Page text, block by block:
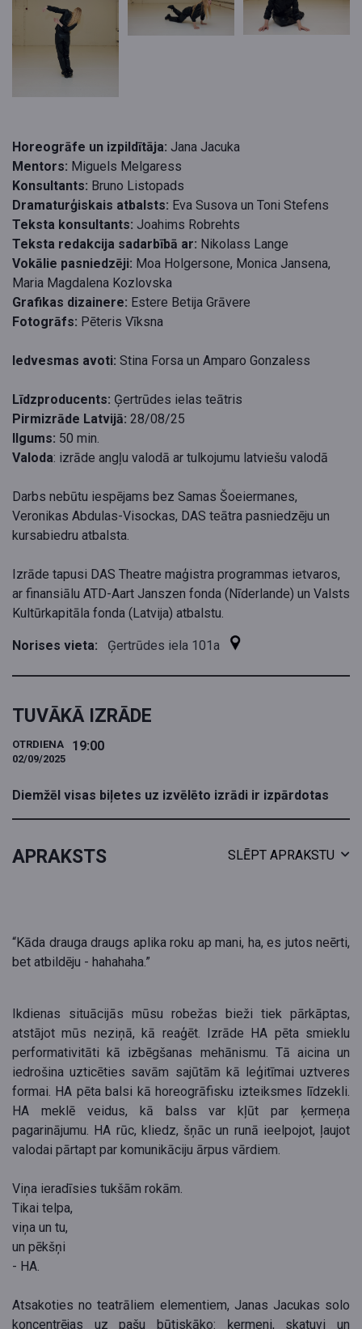
Horeogrāfe un izpildītāja: Jana Jacuka
Mentors: Miguels Melgaress
Konsultants: Bruno Listopads
Dramaturģiskais atbalsts: Eva Susova un Toni Stefens
Teksta konsultants: Joahims Robrehts
Teksta redakcija sadarbībā ar: Nikolass Lange
Vokālie pasniedzēji: Moa Holgersone, Monica Jansena,
Maria Magdalena Kozlovska
Grafikas dizainere: Estere Betija Grāvere
Fotogrāfs: Pēteris Vīksna
Iedvesmas avoti: Stina Forsa un Amparo Gonzaless
Līdzproducents: Ģertrūdes ielas teātris
Pirmizrāde Latvijā: 28/08/25
Ilgums: 50 min.
Valoda: izrāde angļu valodā ar tulkojumu latviešu valodā
Darbs nebūtu iespējams bez Samas Šoeiermanes,
Veronikas Abdulas-Visockas, DAS teātra pasniedzēju un
kursabiedru atbalsta.
Izrāde tapusi DAS Theatre maģistra programmas ietvaros,
ar finansiālu ATD-Aart Janszen fonda (Nīderlande) un Valsts
Kultūrkapitāla fonda (Latvija) atbalstu.
Norises vieta: Ģertrūdes iela 101a
TUVĀKĀ IZRĀDE
OTRDIENA
02/09/2025
19:00
Diemžēl visas biļetes uz izvēlēto izrādi ir izpārdotas
APRAKSTS SLĒPT APRAKSTU
“Kāda drauga draugs aplika roku ap mani, ha, es jutos neērti,
bet atbildēju - hahahaha.”
Ikdienas situācijās mūsu robežas bieži tiek pārkāptas,
atstājot mūs neziņā, kā reaģēt. Izrāde HA pēta smieklu
performativitāti kā izbēgšanas mehānismu. Tā aicina un
iedrošina uzticēties savām sajūtām kā leģitīmai uztveres
formai. HA pēta balsi kā horeogrāfisku izteiksmes līdzekli.
HA meklē veidus, kā balss var kļūt par ķermeņa
pagarinājumu. HA rūc, kliedz, šņāc un runā ieelpojot, ļaujot
valodai pārtapt par komunikāciju ārpus vārdiem.
Viņa ieradīsies tukšām rokām.
Tikai telpa,
viņa un tu,
un pēkšņi
- HA.
Atsakoties no teatrāliem elementiem, Janas Jacukas solo
koncentrējas uz pašu būtiskāko: ķermeni, skatuvi un